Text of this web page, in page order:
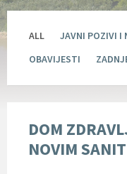
ALL JAVNI POZIVI I
OBAVIJESTI
DOM
NOVIM